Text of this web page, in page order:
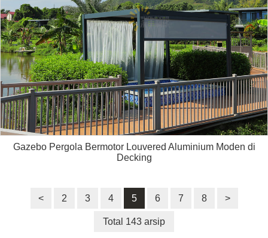
Gazebo Pergola Bermotor Louvered Aluminium Moden di
Decking
< 2 3 4 5 6 7 8 >
Total 143 arsip